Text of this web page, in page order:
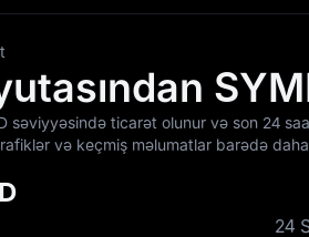
səviyyəsində ticarət olunur və son 24
və keçmiş məlumatlar barədə
24